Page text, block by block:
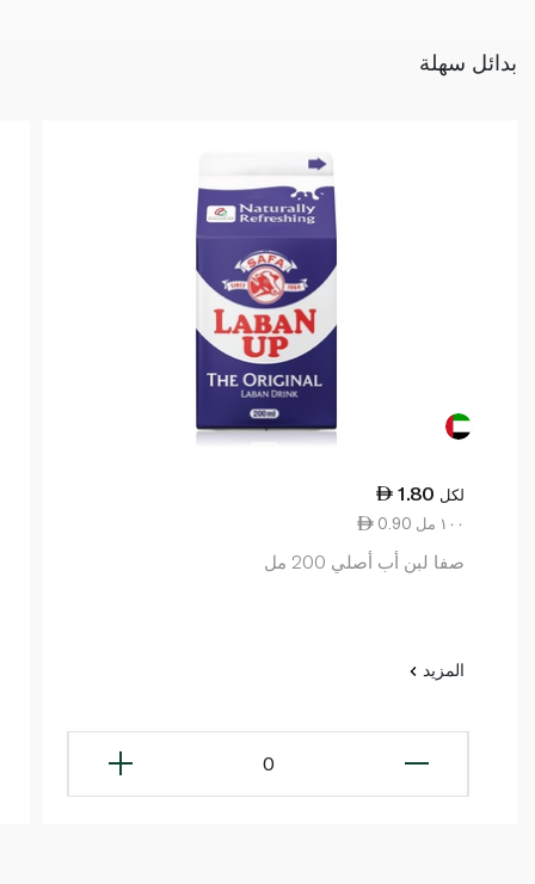
بدائل سهلة
1.80 لكل
0.90 ١٠٠ مل
صفا لبن أب أصلي 200 مل
المزيد
0